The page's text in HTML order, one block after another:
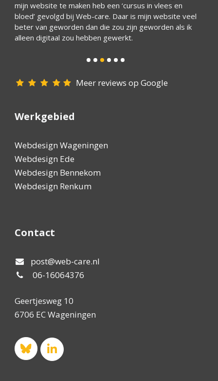
mijn website te maken heb een ‘cursus in vlees en
bloed’ gevolgd bij Web-care. Daar is mijn website veel
beter van geworden dan die zou zijn geworden als ik
alleen digitaal zou hebben gewerkt.
Meer reviews op Google
Werkgebied
Webdesign Wageningen
Webdesign Ede
Webdesign Bennekom
Webdesign Renkum
Contact
post@web-care.nl
06-16064376
Geertjesweg 10
6706 EC Wageningen